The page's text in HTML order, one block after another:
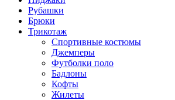
Рубашки
Брюки
Трикотаж
Спортивные костюмы
Джемперы
Футболки поло
Бадлоны
Кофты
Жилеты